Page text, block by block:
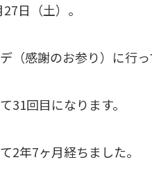
日（土）。
（感謝のお参り）に行っ
31回目になります。
2年7ヶ月経ちました。